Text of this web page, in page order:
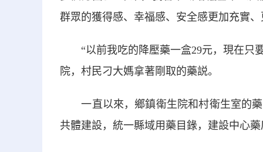
群眾的獲得感、幸福感、安全感更加充實
“以前我吃的降壓藥一盒29元，現在只
院，村民刁大媽拿著剛取的藥説。
一直以來，鄉鎮衛生院和村衛生室的藥
共體建設，統一縣域用藥目錄，建設中心